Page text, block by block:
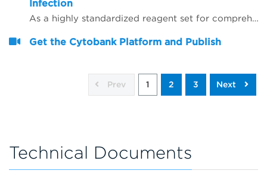
Infection
As a highly standardized reagent set for comprehensive immune profiling, dry DURAClone* antibody panels (Beckman Coulter) were extended by adding antibodies in liquid format and evaluated for their utility as straightaway immune profiling research tools in normal and SARS-CoV2-positive donors.
Get the Cytobank Platform and Publish
Prev 1 2 3 Next
Technical Documents